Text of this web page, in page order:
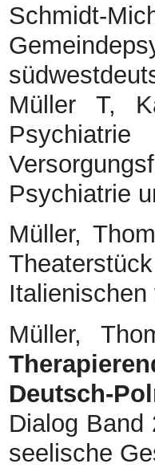
Schmidt-
Müller T,
Psychiatrie
Müller,
Müller,
Deutsch-
Dialog Band
seelische